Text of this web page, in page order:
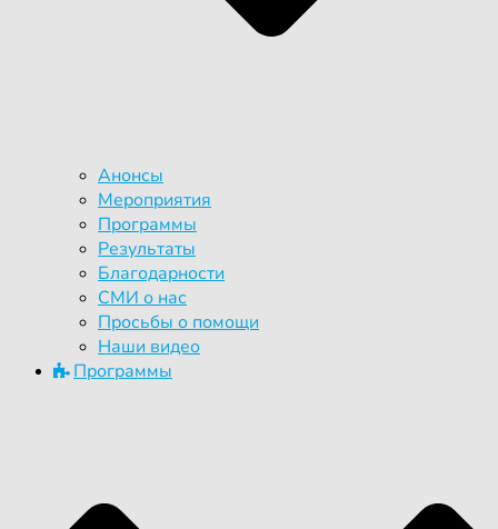
Анонсы
Мероприятия
Программы
Результаты
Благодарности
СМИ о нас
Просьбы о помощи
Наши видео
Программы